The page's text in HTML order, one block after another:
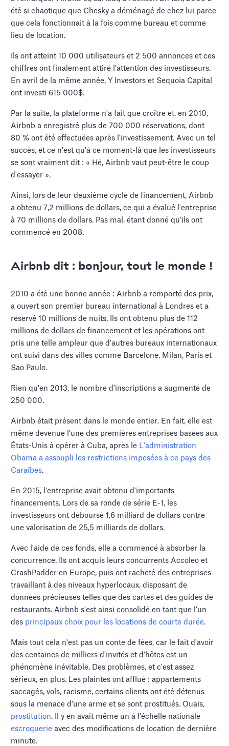
été si chaotique que Chesky a déménagé de chez lui parce
que cela fonctionnait à la fois comme bureau et comme
lieu de location.
Ils ont atteint 10 000 utilisateurs et 2 500 annonces et ces
chiffres ont finalement attiré l'attention des investisseurs.
En avril de la même année, Y Investors et Sequoia Capital
ont investi 615 000$.
Par la suite, la plateforme n'a fait que croître et, en 2010,
Airbnb a enregistré plus de 700 000 réservations, dont
80 % ont été effectuées après l'investissement. Avec un tel
succès, et ce n'est qu'à ce moment-là que les investisseurs
se sont vraiment dit : « Hé, Airbnb vaut peut-être le coup
d'essayer ».
Ainsi, lors de leur deuxième cycle de financement, Airbnb
a obtenu 7,2 millions de dollars, ce qui a évalué l'entreprise
à 70 millions de dollars. Pas mal, étant donné qu'ils ont
commencé en 2008.
Airbnb dit : bonjour, tout le monde !
2010 a été une bonne année : Airbnb a remporté des prix,
a ouvert son premier bureau international à Londres et a
réservé 10 millions de nuits. Ils ont obtenu plus de 112
millions de dollars de financement et les opérations ont
pris une telle ampleur que d'autres bureaux internationaux
ont suivi dans des villes comme Barcelone, Milan, Paris et
Sao Paulo.
Rien qu'en 2013, le nombre d'inscriptions a augmenté de
250 000.
Airbnb était présent dans le monde entier. En fait, elle est
même devenue l'une des premières entreprises basées aux
États-Unis à opérer à Cuba, après le L'administration
Obama a assoupli les restrictions imposées à ce pays des
Caraïbes.
En 2015, l'entreprise avait obtenu d'importants
financements. Lors de sa ronde de série E-1, les
investisseurs ont déboursé 1,6 milliard de dollars contre
une valorisation de 25,5 milliards de dollars.
Avec l'aide de ces fonds, elle a commencé à absorber la
concurrence. Ils ont acquis leurs concurrents Accoleo et
CrashPadder en Europe, puis ont racheté des entreprises
travaillant à des niveaux hyperlocaux, disposant de
données précieuses telles que des cartes et des guides de
restaurants. Airbnb s'est ainsi consolidé en tant que l'un
des principaux choix pour les locations de courte durée.
Mais tout cela n'est pas un conte de fées, car le fait d'avoir
des centaines de milliers d'invités et d'hôtes est un
phénomène inévitable. Des problèmes, et c'est assez
sérieux, en plus. Les plaintes ont afflué : appartements
saccagés, vols, racisme, certains clients ont été détenus
sous la menace d'une arme et se sont prostitués. Ouais,
prostitution. Il y en avait même un à l'échelle nationale
escroquerie avec des modifications de location de dernière
minute.